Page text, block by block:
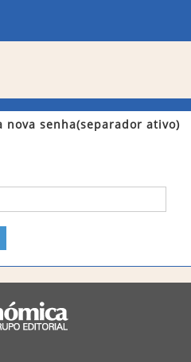
nova senha(separador ativo)